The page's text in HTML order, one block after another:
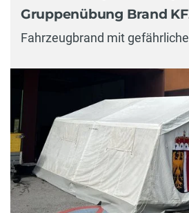
Gruppenübung Brand
Fahrzeugbrand mit